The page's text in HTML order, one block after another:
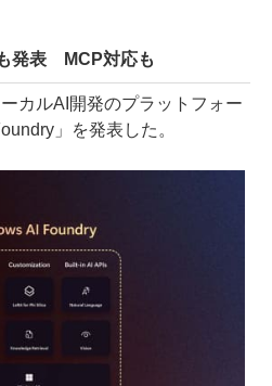
発表 MCP対応も
カルAI開発のプラットフォー
」を発表した。